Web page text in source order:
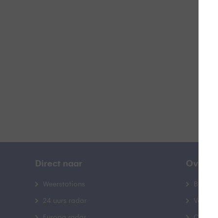
Direct naar
Weerstations
24 uurs radar
Over